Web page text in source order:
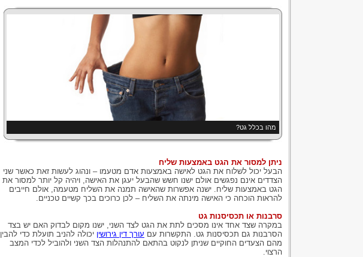
מהו בכלל גט?
ניתן למסור את הגט באמצעות שליח
הבעל יכול לשלוח את הגט לאישה באמצעות אדם מטעמו – ונהוג לעשות זאת כאשר שני
הצדדים אינם נפגשים אולם ישנו חשש שהבעל יעגן את האישה, ויהיה קל יותר למסור את
הגט באמצעות שליח. ישנה אפשרות שהאישה תמנה את השליח מטעמה, אולם חייבים
להראות הוכחה כי האישה מינתה את השליח – לכן כרוכים בכך קשיים טכניים.
סרבנות או תכסיסנות גט
במקרה שצד אחד אינו מסכים לתת את הגט לצד השני, ישנו מקום לבדוק האם יש בצד
הסרבנות גם תכסיסנות גט. התקשרות עם עורך דין גירושין יכולה להניב תועלת כדי להבין
מהם הצעדים החוקיים שניתן לנקוט בהתאם להתנהלות הצד השני ולהוביל לכדי המצב
הרצוי.